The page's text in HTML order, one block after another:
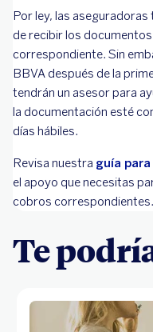
Por ley, las aseguradoras
de recibir los
correspondiente. Sin
BBVA después de la
tendrán un asesor para
la documentación esté
días hábiles.
Revisa nuestra guía
el apoyo que necesitas
cobros correspondientes.
Te